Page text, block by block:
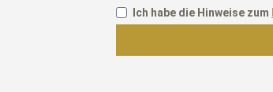
Ich habe die Hinweise zum